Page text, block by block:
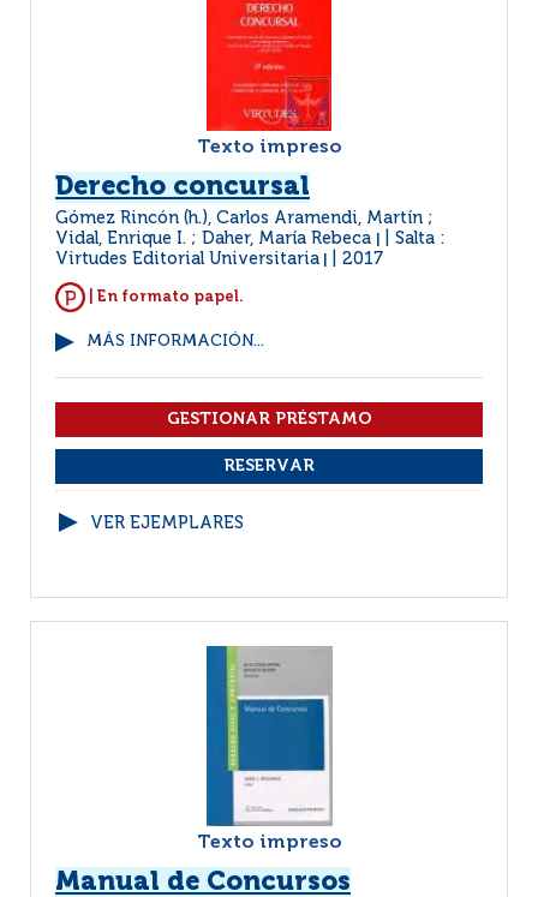
Texto impreso
Derecho concursal
Gómez Rincón (h.), Carlos Aramendi, Martín ;
Vidal, Enrique I. ; Daher, María Rebeca
Salta :
Virtudes Editorial Universitaria
2017
| En formato papel.
MÁS INFORMACIÓN...
VER EJEMPLARES
Texto impreso
Manual de Concursos